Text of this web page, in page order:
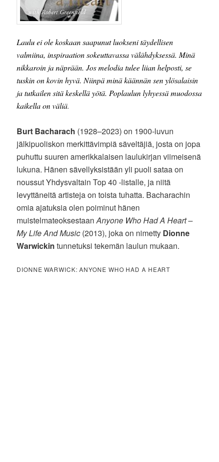
Laulu ei ole koskaan saapunut luokseni täydellisen
valmiina, inspiraation sokeuttavassa välähdyksessä. Minä
nikkaroin ja näprään. Jos melodia tulee liian helposti, se
tuskin on kovin hyvä. Niinpä minä käännän sen ylösalaisin
ja tutkailen sitä keskellä yötä. Poplaulun lyhyessä muodossa
kaikella on väliä.
Burt Bacharach (1928–2023) on 1900-luvun
jälkipuoliskon merkittävimpiä säveltäjiä, josta on jopa
puhuttu suuren amerikkalaisen laulukirjan viimeisenä
lukuna. Hänen sävellyksistään yli puoli sataa on
noussut Yhdysvaltain Top 40 -listalle, ja niitä
levyttäneitä artisteja on toista tuhatta. Bacharachin
omia ajatuksia olen poiminut hänen
muistelmateoksestaanAnyone Who Had A Heart –
My Life And Music (2013), joka on nimetty Dionne
Warwickin tunnetuksi tekemän laulun mukaan.
DIONNE WARWICK: ANYONE WHO HAD A HEART